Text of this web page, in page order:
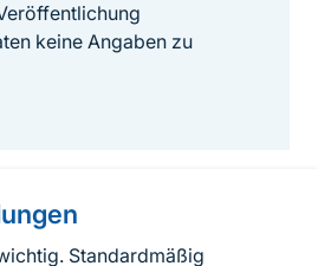
Standardmäßig
keine Angaben zu
Seite